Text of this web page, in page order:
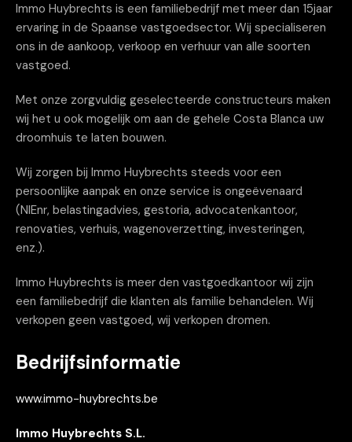
Immo Huybrechts is een familiebedrijf met meer dan 15jaar
ervaring in de Spaanse vastgoedsector. Wij specialiseren
ons in de aankoop, verkoop en verhuur van alle soorten
vastgoed.
Met onze zorgvuldig geselecteerde constructeurs maken
wij het u ook mogelijk om aan de gehele Costa Blanca uw
droomhuis te laten bouwen.
Wij zorgen bij Immo Huybrechts steeds voor een
persoonlijke aanpak en onze service is ongeëvenaard
(NIEnr, belastingadvies, gestoria, advocatenkantoor,
renovaties, verhuis, wagenoverzetting, investeringen,
enz.).
Immo Huybrechts is meer den vastgoedkantoor wij zijn
een familiebedrijf die klanten als familie behandelen. Wij
verkopen geen vastgoed, wij verkopen dromen.
Bedrijfsinformatie
www.immo-huybrechts.be
Immo Huybrechts S.L.